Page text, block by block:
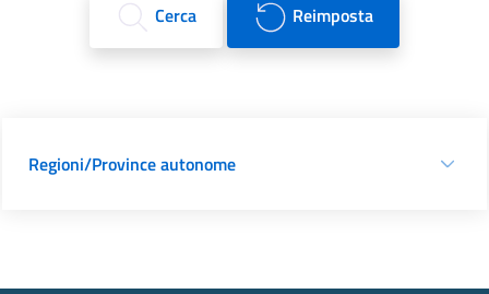
Cerca Reimposta
Regioni/Province autonome